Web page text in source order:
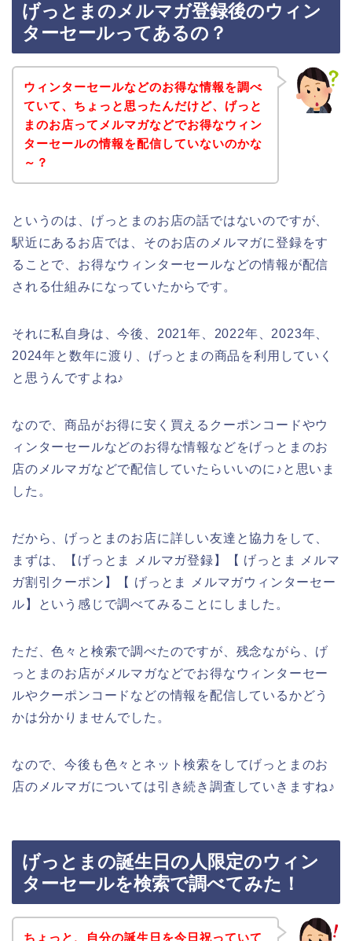
げっとまのメルマガ登録後のウィン
ターセールってあるの？
ウィンターセールなどのお得な情報を調べ
ていて、ちょっと思ったんだけど、げっと
まのお店ってメルマガなどでお得なウィン
ターセールの情報を配信していないのかな
～？
というのは、げっとまのお店の話ではないのですが、
駅近にあるお店では、そのお店のメルマガに登録をす
ることで、お得なウィンターセールなどの情報が配信
される仕組みになっていたからです。
それに私自身は、今後、2021年、2022年、2023年、
2024年と数年に渡り、げっとまの商品を利用していく
と思うんですよね♪
なので、商品がお得に安く買えるクーポンコードやウ
ィンターセールなどのお得な情報などをげっとまのお
店のメルマガなどで配信していたらいいのに♪と思いま
した。
だから、げっとまのお店に詳しい友達と協力をして、
まずは、【げっとま メルマガ登録】【 げっとま メルマ
ガ割引クーポン】【 げっとま メルマガウィンターセー
ル】という感じで調べてみることにしました。
ただ、色々と検索で調べたのですが、残念ながら、げ
っとまのお店がメルマガなどでお得なウィンターセー
ルやクーポンコードなどの情報を配信しているかどう
かは分かりませんでした。
なので、今後も色々とネット検索をしてげっとまのお
店のメルマガについては引き続き調査していきますね♪
げっとまの誕生日の人限定のウィン
ターセールを検索で調べてみた！
ちょっと、自分の誕生日を今日祝っていて